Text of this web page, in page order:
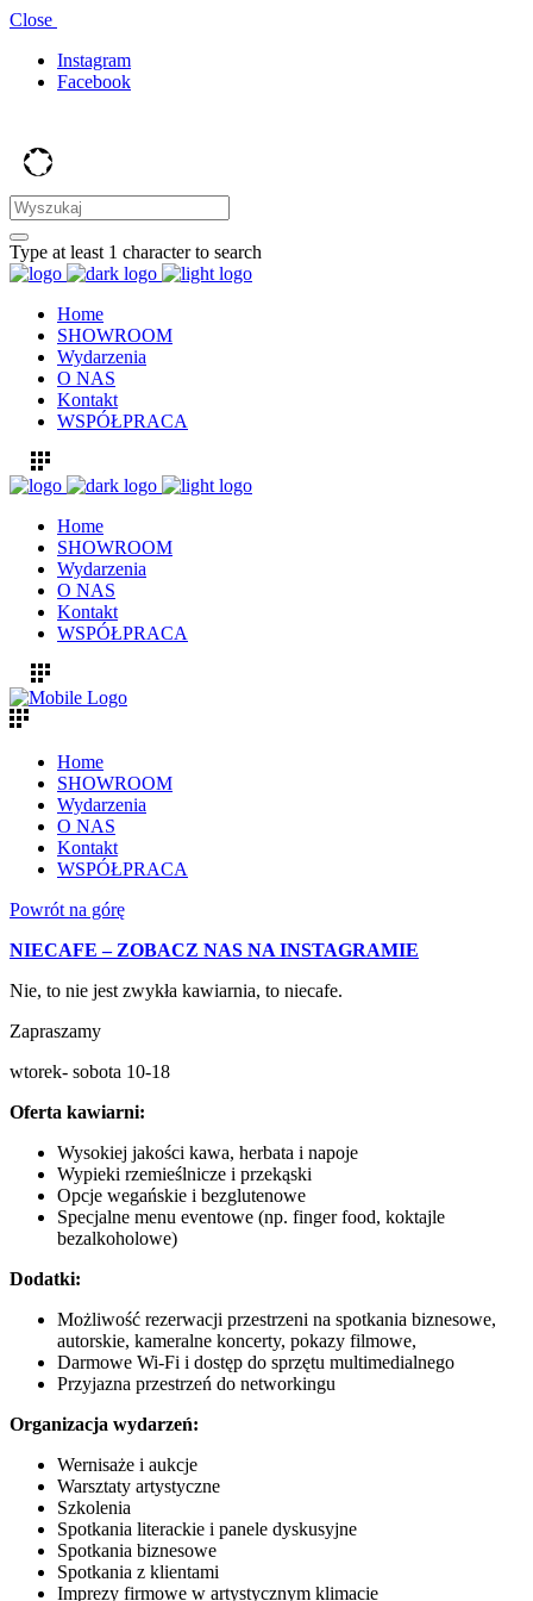
Close
Instagram
Facebook
Type at least 1 character to search
Home
SHOWROOM
Wydarzenia
O NAS
Kontakt
WSPÓŁPRACA
Home
SHOWROOM
Wydarzenia
O NAS
Kontakt
WSPÓŁPRACA
Home
SHOWROOM
Wydarzenia
O NAS
Kontakt
WSPÓŁPRACA
Powrót na górę
NIECAFE – ZOBACZ NAS NA INSTAGRAMIE
Nie, to nie jest zwykła kawiarnia, to niecafe.
Zapraszamy
wtorek- sobota 10-18
Oferta kawiarni:
Wysokiej jakości kawa, herbata i napoje
Wypieki rzemieślnicze i przekąski
Opcje wegańskie i bezglutenowe
Specjalne menu eventowe (np. finger food, koktajle
bezalkoholowe)
Dodatki:
Możliwość rezerwacji przestrzeni na spotkania biznesowe,
autorskie, kameralne koncerty, pokazy filmowe,
Darmowe Wi-Fi i dostęp do sprzętu multimedialnego
Przyjazna przestrzeń do networkingu
Organizacja wydarzeń:
Wernisaże i aukcje
Warsztaty artystyczne
Szkolenia
Spotkania literackie i panele dyskusyjne
Spotkania biznesowe
Spotkania z klientami
Imprezy firmowe w artystycznym klimacie